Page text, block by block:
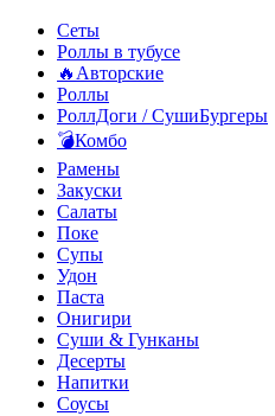
Сеты
Роллы в тубусе
🔥Авторские
Роллы
РоллДоги / СушиБургеры
💣Комбо
Рамены
Закуски
Салаты
Поке
Супы
Удон
Паста
Онигири
Суши & Гунканы
Десерты
Напитки
Соусы